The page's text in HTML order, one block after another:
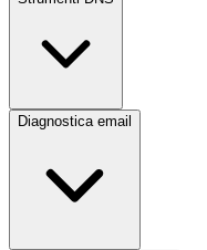
Diagnostica email